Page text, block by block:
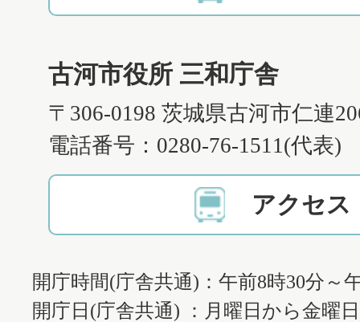
古河市役所 三和庁舎
〒306-0198 茨城県古河市仁連
電話番号：0280-76-1511(代表)
アクセス
開庁時間(庁舎共通)：午前8時30分～
開庁日(庁舎共通) ：月曜日から金曜